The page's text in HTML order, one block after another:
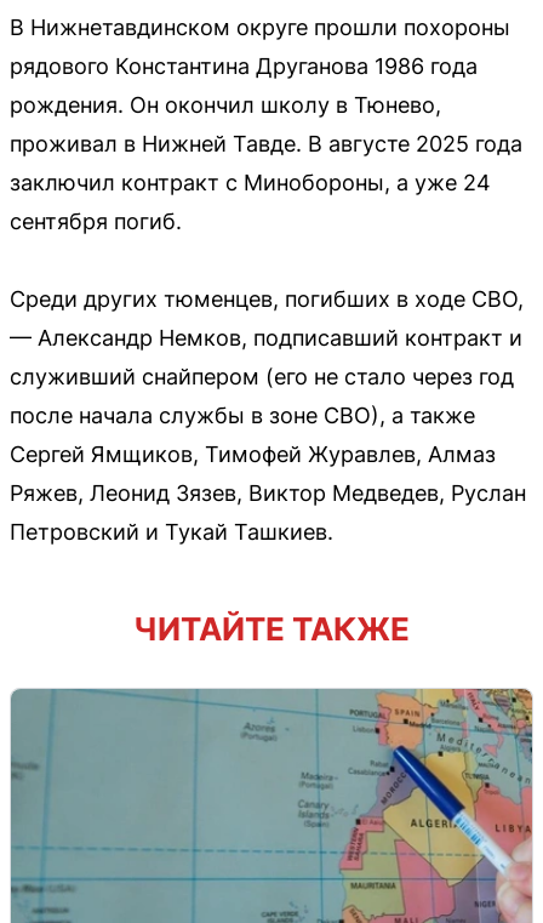
В Нижнетавдинском округе прошли похороны
рядового Константина Друганова 1986 года
рождения. Он окончил школу в Тюнево,
проживал в Нижней Тавде. В августе 2025 года
заключил контракт с Минобороны, а уже 24
сентября погиб.
Среди других тюменцев, погибших в ходе СВО,
— Александр Немков, подписавший контракт и
служивший снайпером (его не стало через год
после начала службы в зоне СВО), а также
Сергей Ямщиков, Тимофей Журавлев, Алмаз
Ряжев, Леонид Зязев, Виктор Медведев, Руслан
Петровский и Тукай Ташкиев.
ЧИТАЙТЕ ТАКЖЕ